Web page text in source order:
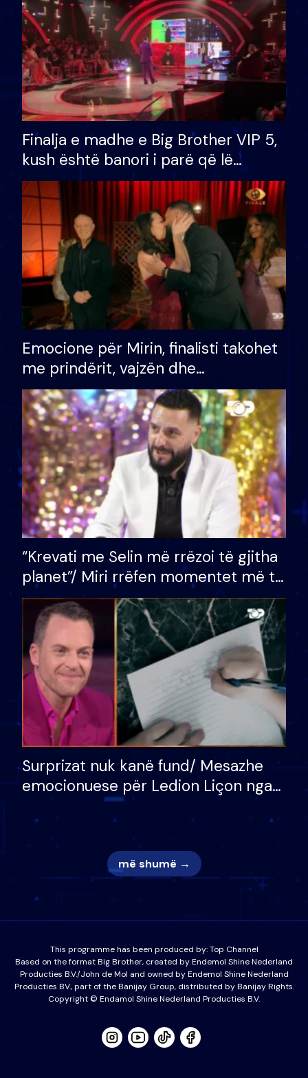
Finalja e madhe e Big Brother VIP 5,
kush është banori i parë që lë
shtëpinë dhe humb mundësinë për
të fituar çmimin e madh
Emocione për Mirin, finalisti takohet
me prindërit, vajzën dhe
bashkëshorten: S’kemi ndonjë letër
divorci apo jo?
“Krevati me Selin më rrëzoi të gjitha
planet”/ Miri rrëfen momentet më të
bukura në shtëpinë e BB VIP: Do më
mungojë zilja e mëngjesit kur…
Surprizat nuk kanë fund/ Mesazhe
emocionuese për Ledion Liçon nga
nëna dhe fëmijët e tij, moderatori
nuk i mban dot lotët: Nuk meritoj…
më shumë →
This programme has been produced by:Top Channel
Based on the format Big Brother, created by Endemol Shine Nederland
Producties B.V./John de Mol and owned by Endemol Shine Nederland
Producties BV., part of the Banijay Group, distributed by Banijay Rights.
Copyright © Endamol Shine Nederland Producties B.V.